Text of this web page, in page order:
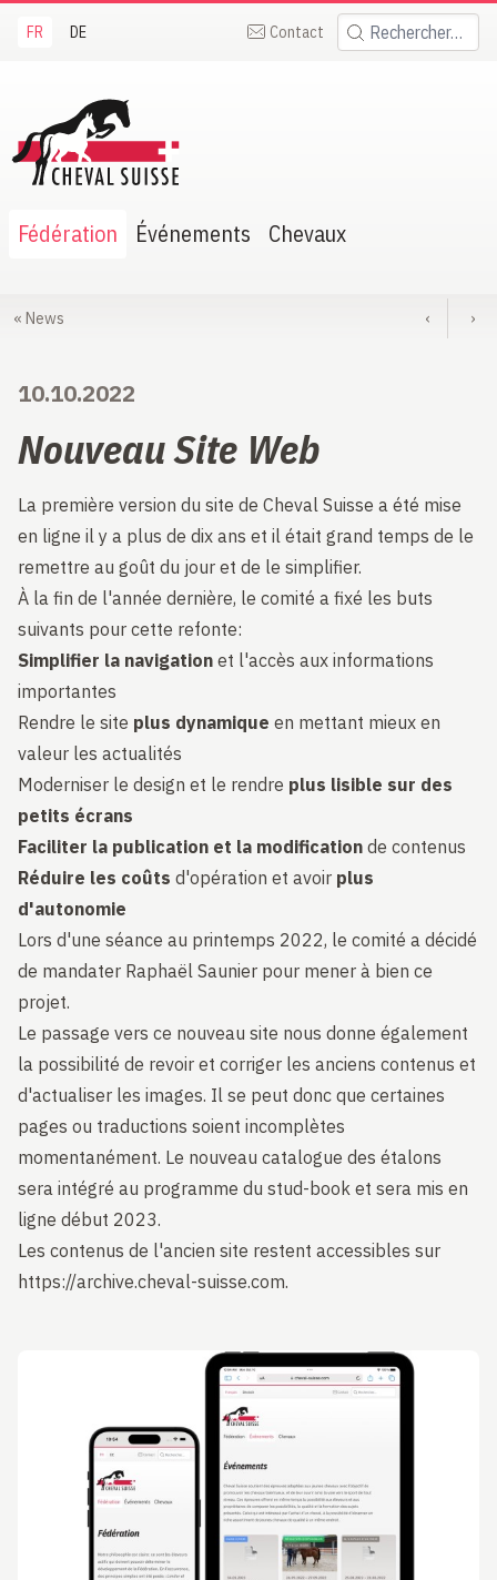
FR DE Contact Rechercher:
Suisse
Fédération Événements Chevaux
« News ‹ ›
10.10.2022
Nouveau Site Web
La première version du site de Cheval Suisse a été mise
en ligne il y a plus de dix ans et il était grand temps de le
remettre au goût du jour et de le simplifier.
À la fin de l'année dernière, le comité a fixé les buts
suivants pour cette refonte:
Simplifier la navigation et l'accès aux informations
importantes
Rendre le site plus dynamique en mettant mieux en
valeur les actualités
Moderniser le design et le rendre plus lisible sur des
petits écrans
Faciliter la publication et la modification de contenus
Réduire les coûts d'opération et avoir plus
d'autonomie
Lors d'une séance au printemps 2022, le comité a décidé
de mandater Raphaël Saunier pour mener à bien ce
projet.
Le passage vers ce nouveau site nous donne également
la possibilité de revoir et corriger les anciens contenus et
d'actualiser les images. Il se peut donc que certaines
pages ou traductions soient incomplètes
momentanément. Le nouveau catalogue des étalons
sera intégré au programme du stud-book et sera mis en
ligne début 2023.
Les contenus de l'ancien site restent accessibles sur
https://archive.cheval-suisse.com.